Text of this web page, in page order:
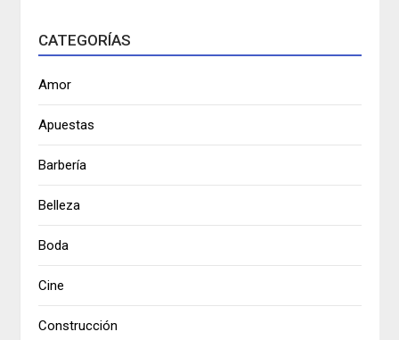
CATEGORÍAS
Amor
Apuestas
Barbería
Belleza
Boda
Cine
Construcción